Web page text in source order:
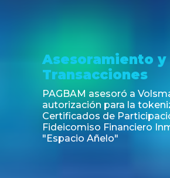
y
asesoró a Volsmart en la
para la tokenización de los
de Participación del
Financiero Inmobiliario
Añelo"